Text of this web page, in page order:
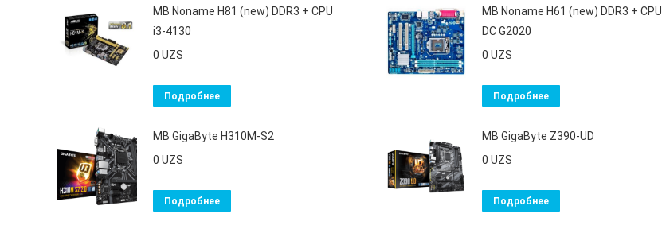
MB Noname H81 (new) DDR3 + CPU
i3-4130
0 UZS
Подробнее
MB Noname H61 (new) DDR3 + CPU
DС G2020
0 UZS
Подробнее
MB GigaByte H310М-S2
0 UZS
Подробнее
MB GigaByte Z390-UD
0 UZS
Подробнее